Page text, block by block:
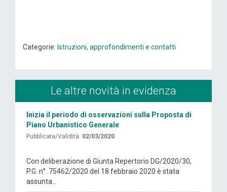
Categorie: Istruzioni, approfondimenti e contatti
Le altre novità in evidenza
Inizia il periodo di osservazioni sulla Proposta di
Piano Urbanistico Generale
Pubblicata/Validità: 02/03/2020
Con deliberazione di Giunta Repertorio DG/2020/30,
P.G. n°. 75462/2020 del 18 febbraio 2020 è stata
assunta...